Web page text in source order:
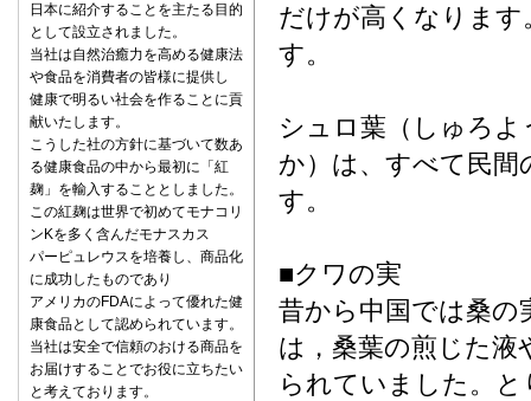
だけが高くなりま
す。
シュロ葉（しゅろ
か）は、すべて民
■クワの実
昔から中国では桑の
は，桑葉の煎じた
られていました。
日本に紹介することを主たる目的
として設立されました。
当社は自然治癒力を高める健康法
や食品を消費者の皆様に提供し
健康で明るい社会を作ることに貢
献いたします。
こうした社の方針に基づいて数あ
る健康食品の中から最初に「紅
麹」を輸入することとしました。
この紅麹は世界で初めてモナコリ
ンKを多く含んだモナスカス
パーピュレウスを培養し、商品化
に成功したものであり
アメリカのFDAによって優れた健
康食品として認められています。
当社は安全で信頼のおける商品を
お届けすることでお役に立ちたい
と考えております。